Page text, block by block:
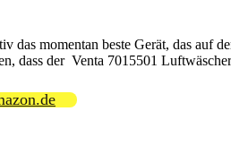
momentan beste Gerät, das
dass der Venta 7015501